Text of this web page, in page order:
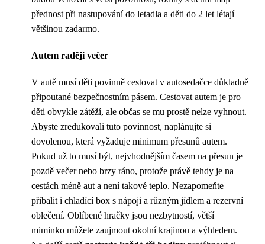
přednost při nastupování do letadla a děti do 2 let létají
většinou zadarmo.
Autem raději večer
V autě musí děti povinně cestovat v autosedačce důkladně
připoutané bezpečnostním pásem. Cestovat autem je pro
děti obvykle zátěží, ale občas se mu prostě nelze vyhnout.
Abyste zredukovali tuto povinnost, naplánujte si
dovolenou, která vyžaduje minimum přesunů autem.
Pokud už to musí být, nejvhodnějším časem na přesun je
pozdě večer nebo brzy ráno, protože právě tehdy je na
cestách méně aut a není takové teplo. Nezapomeňte
přibalit i chladící box s nápoji a různým jídlem a rezervní
oblečení. Oblíbené hračky jsou nezbytností, větší
miminko můžete zaujmout okolní krajinou a výhledem.